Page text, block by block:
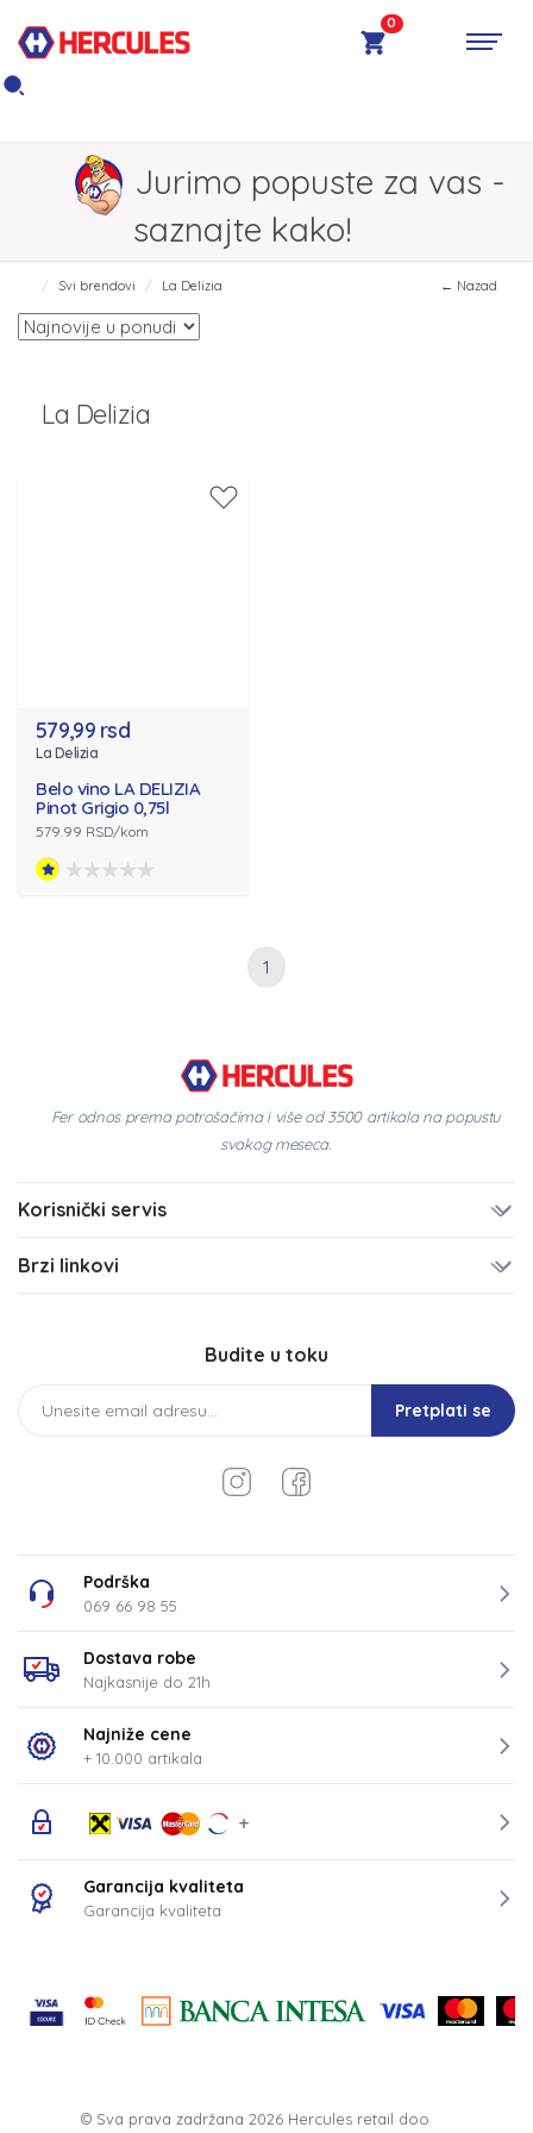
0
Jurimo popuste za vas -
saznajte kako!
Svi brendovi La Delizia ← Nazad
La Delizia
579,99 rsd
La Delizia
Belo vino LA DELIZIA
Pinot Grigio 0,75l
579.99 RSD/kom
1
Fer odnos prema potrošačima i više od 3500 artikala na popustu
svakog meseca.
Korisnički servis
Brzi linkovi
Budite u toku
Pretplati se
Podrška
069 66 98 55
Dostava robe
Najkasnije do 21h
Najniže cene
+ 10.000 artikala
Garancija kvaliteta
Garancija kvaliteta
© Sva prava zadržana 2026Hercules retail doo